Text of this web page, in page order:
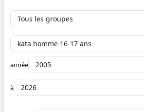
année
à